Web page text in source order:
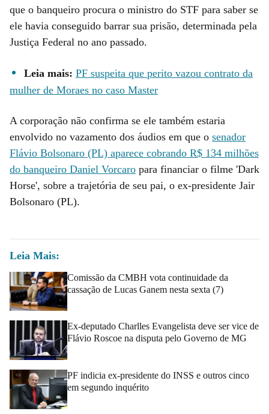
que o banqueiro procura o ministro do STF para saber se
ele havia conseguido barrar sua prisão, determinada pela
Justiça Federal no ano passado.
Leia mais: PF suspeita que perito vazou contrato da
mulher de Moraes no caso Master
A corporação não confirma se ele também estaria
envolvido no vazamento dos áudios em que o senador
Flávio Bolsonaro (PL) aparece cobrando R$ 134 milhões
do banqueiro Daniel Vorcaro para financiar o filme 'Dark
Horse', sobre a trajetória de seu pai, o ex-presidente Jair
Bolsonaro (PL).
Leia Mais:
Comissão da CMBH vota continuidade da
cassação de Lucas Ganem nesta sexta (7)
Ex-deputado Charlles Evangelista deve ser vice de
Flávio Roscoe na disputa pelo Governo de MG
PF indicia ex-presidente do INSS e outros cinco
em segundo inquérito